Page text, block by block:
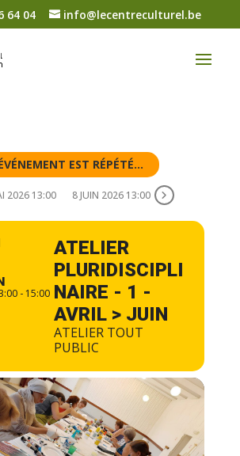
64 04 info@lecentreculturel.be
EST RÉPÉTÉ...
2026 13:00 8 JUIN 2026 13:00
- 15:00
ATELIER
PLURIDISCIPLI
NAIRE - 1 -
AVRIL > JUIN
ATELIER TOUT
PUBLIC